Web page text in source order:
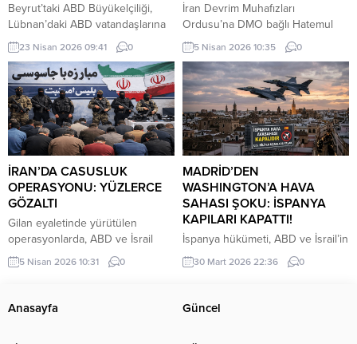
Beyrut’taki ABD Büyükelçiliği,
Lübnan’daki ABD vatandaşlarına
güvenlik durumunun hızla
değişebileceği uyarısında
bulunarak, ticari uçuşlar hâlâ
devam ederken ülkeden
ayrılmalarını tavsiye etti.
23 Nisan 2026 09:41 0
İran Devrim Muhafızları
Ordusu’na DMO bağlı Hatemul
Enbiya Merkez Karargahı
Sözcüsü İbrahim Zülfikari,
Hürmüz Boğazı üzerinden
uygulanan kısıtlamalara ilişkin
yaptığı açıklamada, Irak’ın bu
kısıtlamalardan muaf tutulacağını
belirtti.
5 Nisan 2026 10:35 0
İRAN’DA CASUSLUK
OPERASYONU: YÜZLERCE
GÖZALTI
Gilan eyaletinde yürütülen
operasyonlarda, ABD ve İsrail
adına faaliyet yürüttükleri öne
sürülen 101 kişi daha gözaltına
5 Nisan 2026 10:31 0
MADRİD’DEN
WASHINGTON’A HAVA
SAHASI ŞOKU: İSPANYA
KAPILARI KAPATTI!
İspanya hükümeti, ABD ve İsrail’in
İran’a yönelik saldırılarına katılan
Amerikan uçaklarına hava
30 Mart 2026 22:36 0
Anasayfa Güncel